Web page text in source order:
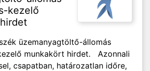
kezelő
üzemanyagtöltő-állomás
munkakört hirdet. Azonnali
csapatban, határozatlan időre,